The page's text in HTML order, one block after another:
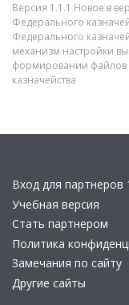
Версия 1.1.1 Новое в
Федерального
Федерального
механизм настройки
формировании файлов
казначейства
Вход для партнеров
Учебная версия
Стать партнером
Политика
Замечания по сайту
Другие сайты